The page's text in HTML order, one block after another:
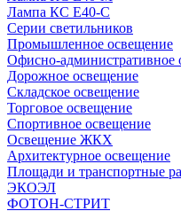
Лампа КС Е40-С
Серии светильников
Промышленное освещение
Офисно-административное
Дорожное освещение
Складское освещение
Торговое освещение
Спортивное освещение
Освещение ЖКХ
Архитектурное освещение
Площади и транспортные
ЭКОЭЛ
ФОТОН-СТРИТ